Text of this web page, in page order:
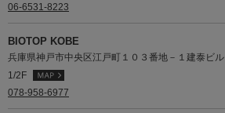
06-6531-8223
BIOTOP KOBE
兵庫県神戸市中央区江戸町１０３番地－１建泰ビル
1/2F
078-958-6977